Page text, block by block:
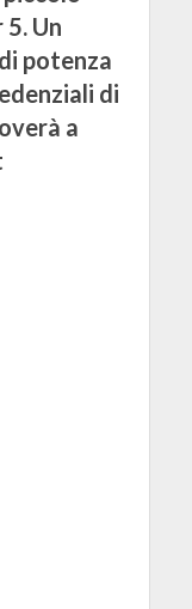
Un
potenza
di
a